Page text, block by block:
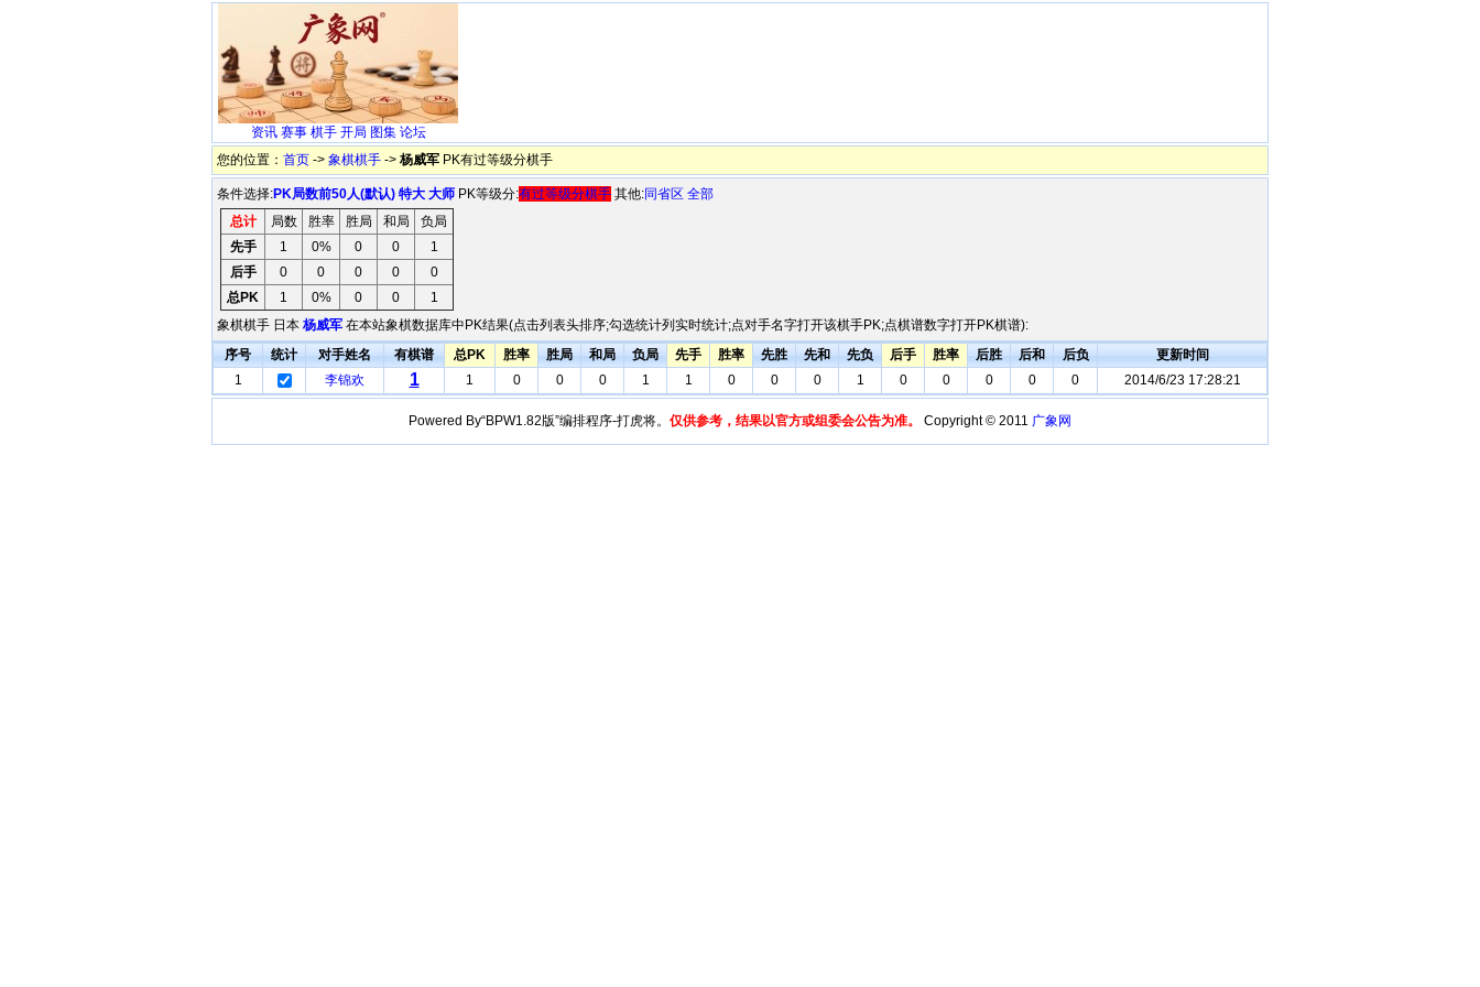
资讯 赛事 棋手 开局 图集 论坛
您的位置： 首页 -> 象棋棋手 -> 杨威军 PK有过等级分棋手
条件选择:PK局数前50人(默认) 特大 大师 PK等级分:有过等级分棋手 其他:同省区 全部
总计
局数 胜率 胜局 和局
负局
先手
1 0% 0 0
1
后手
0 0 0 0
0
总PK
1 0% 0 0
1
象棋棋手 日本 杨威军 在本站象棋数据库中PK结果(点击列表头排序;勾选统计列实时统计;点对手名字打开该棋手PK;点棋谱数字打开PK棋谱):
序号
统计 对手姓名 有棋谱 总PK 胜率 胜局 和局 负局 先手 胜率 先胜 先和 先负 后手 胜率 后胜 后和 后负
更新时间
1
李锦欢 1 1 0 0 0 1 1 0 0 0 1 0 0 0 0 0 2014/6/23 17:28:21
Powered By“BPW1.82版”编排程序-打虎将。 仅供参考，结果以官方或组委会公告为准。 Copyright © 2011 广象网